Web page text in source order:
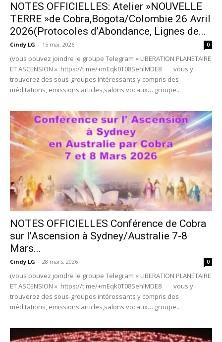
NOTES OFFICIELLES: Atelier »NOUVELLE
TERRE »de Cobra,Bogota/Colombie 26 Avril
2026(Protocoles d’Abondance, Lignes de...
Cindy LG - 15 mai, 2026 0
(vous pouvez joindre le groupe Telegram « LIBERATION PLANETAIRE
ET ASCENSION » https://t.me/+mEqk0T08SehlMDE8 vous y
trouverez des sous-groupes intéressants y compris des
méditations, emissions,articles,salons vocaux… groupe...
NOTES OFFICIELLES Conférence de Cobra
sur l’Ascension à Sydney/Australie 7-8
Mars...
Cindy LG - 28 mars, 2026 0
(vous pouvez joindre le groupe Telegram « LIBERATION PLANETAIRE
ET ASCENSION » https://t.me/+mEqk0T08SehlMDE8 vous y
trouverez des sous-groupes intéressants y compris des
méditations, emissions,articles,salons vocaux… groupe...